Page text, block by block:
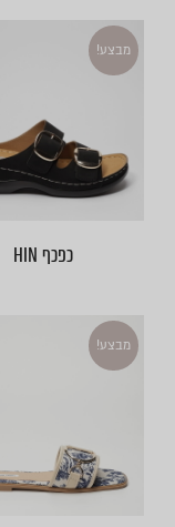
מבצע!
כפכף HIN
מבצע!